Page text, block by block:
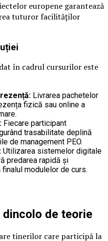
europene garantează
tuturor facilităților
în cadrul cursurilor este
Livrarea pachetelor
fizică sau online a
Fiecare participant
trasabilitate deplină
de management PEO.
Utilizarea sistemelor digitale
predarea rapidă și
modulelor de curs.
de teorie
tinerilor care participă la